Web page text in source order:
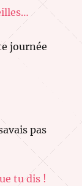
journée
pas
tu dis !